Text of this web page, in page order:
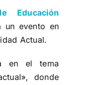
Educación
un evento en
Actual.
en el tema
donde